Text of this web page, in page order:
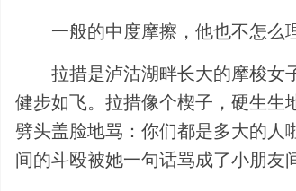
一般的中度摩擦，他也不怎么
拉措是泸沽湖畔长大的摩梭女
健步如飞。拉措像个楔子，硬生生
劈头盖脸地骂：你们都是多大的人
间的斗殴被她一句话骂成了小朋友